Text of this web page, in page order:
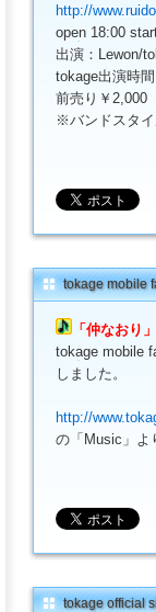
http://
open 18:00
出演：Lewon/
tokage出演時
前売り￥2,000
※バンドスタ
tokage mobile
「仲なおり
tokage mobile
しました。
http://
の「Music」よ
tokage official